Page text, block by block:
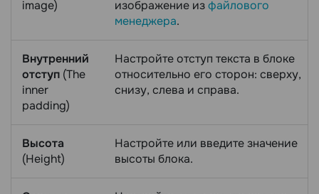
image)
изображение изфайлового
менеджера.
Внутренний
отступ (The
inner
padding)
Настройте отступ текста в блоке
относительно его сторон: сверху,
снизу, слева и справа.
Высота
(Height)
Настройте или введите значение
высоты блока.